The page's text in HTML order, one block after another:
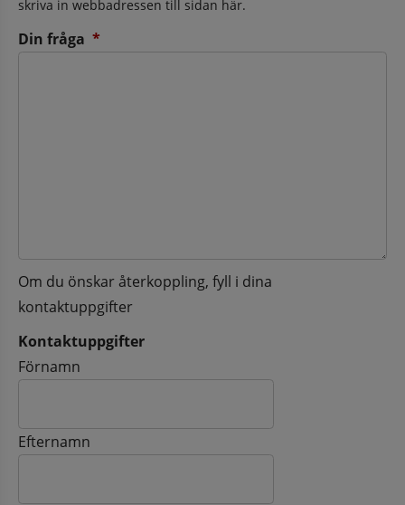
skriva in webbadressen till sidan här.
Din fråga *
Om du önskar återkoppling, fyll i dina
kontaktuppgifter
Kontaktuppgifter
Kontaktuppgifter
Förnamn
Efternamn